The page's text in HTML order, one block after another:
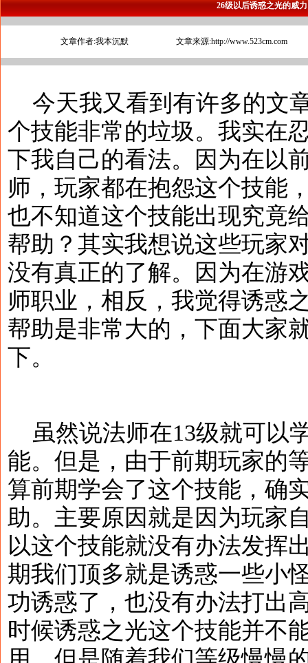
26级以后诱惑之光的威力
文章作者:我本沉默 文章来源:http://www.523cm.com
今天我又看到有许多的文
个技能非常的垃圾。我实在
下我自己的看法。因为在以
师，玩家都在抱怨这个技能
也不知道这个技能出现究竟
帮助？其实我想说这些玩家
没有真正的了解。因为在游
师职业，相反，我觉得诱惑
帮助是非常大的，下面大家
下。
虽然说法师在13级就可以
能。但是，由于前期玩家的
算前期学会了这个技能，确
助。主要原因就是因为玩家
以这个技能就没有办法发挥
期我们顶多就是诱惑一些小
功诱惑了，也没有办法打出
时候诱惑之光这个技能并不